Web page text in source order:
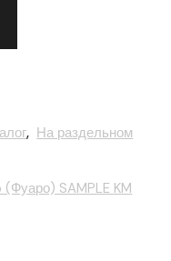
, На раздельном
SAMPLE KM